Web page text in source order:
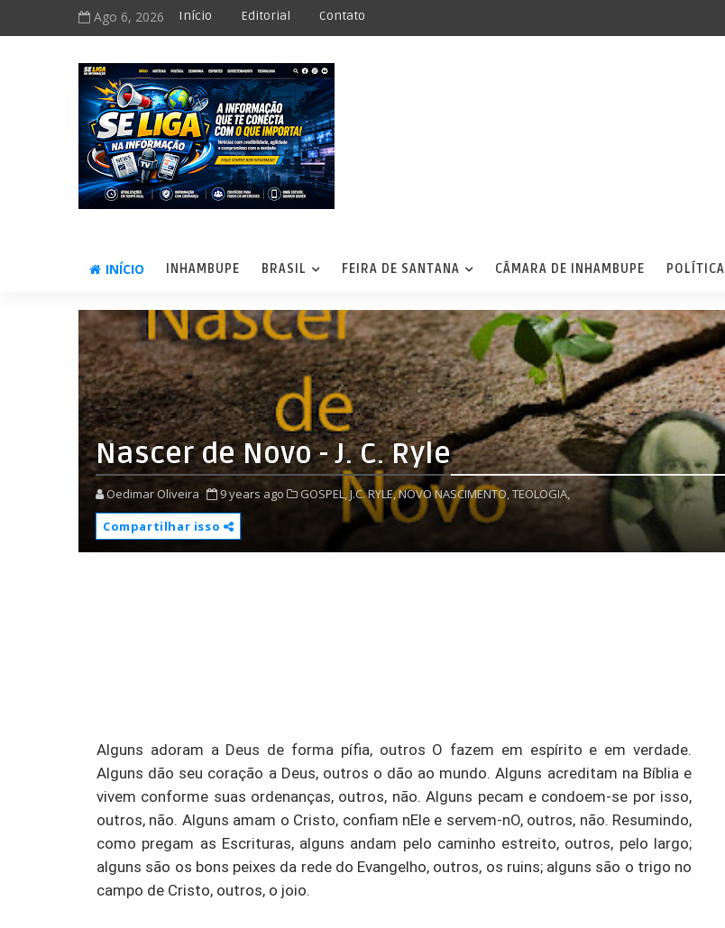
Ago 6, 2026 Início Editorial Contato
INÍCIO INHAMBUPE BRASIL FEIRA DE SANTANA CÂMARA DE INHAMBUPE POLÍTICA
Nascer de Novo - J. C. Ryle
Oedimar Oliveira 9 years ago GOSPEL,J.C. RYLE,NOVO NASCIMENTO,TEOLOGIA,
Compartilhar isso
Alguns adoram a Deus de forma pífia, outros O fazem em espírito e em verdade.
Alguns dão seu coração a Deus, outros o dão ao mundo. Alguns acreditam na Bíblia e
vivem conforme suas ordenanças, outros, não. Alguns pecam e condoem-se por isso,
outros, não. Alguns amam o Cristo, confiam nEle e servem-nO, outros, não. Resumindo,
como pregam as Escrituras, alguns andam pelo caminho estreito, outros, pelo largo;
alguns são os bons peixes da rede do Evangelho, outros, os ruins; alguns são o trigo no
campo de Cristo, outros, o joio.